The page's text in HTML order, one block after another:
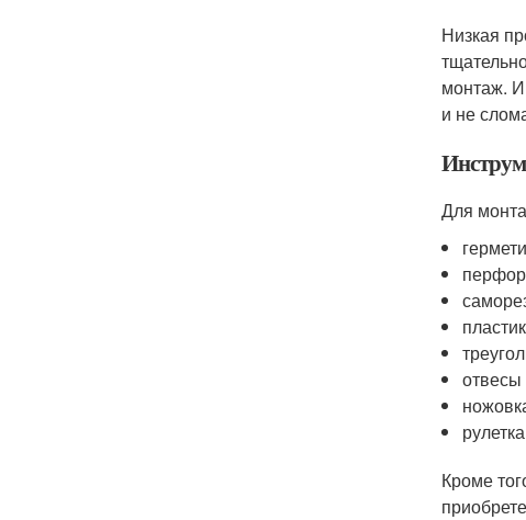
Низкая
монтаж. И
и не
Для
отвесы
Кроме